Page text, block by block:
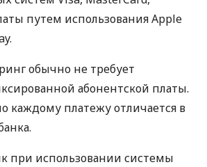
путем использования Apple
обычно не требует
абонентской платы.
каждому платежу отличается в
при использовании системы